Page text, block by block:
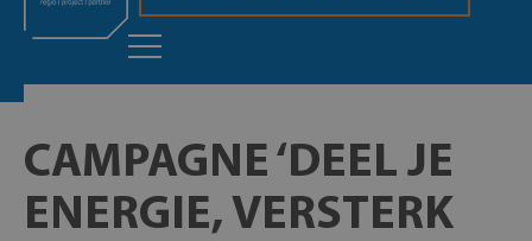
CAMPAGNE ‘DEEL JE
ENERGIE, VERSTERK